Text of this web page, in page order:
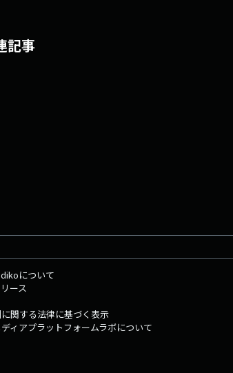
記事
について
ース
関する法律に基づく表示
ィアプラットフォームラボについて